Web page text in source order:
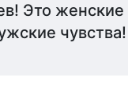
Это женские
чувства!